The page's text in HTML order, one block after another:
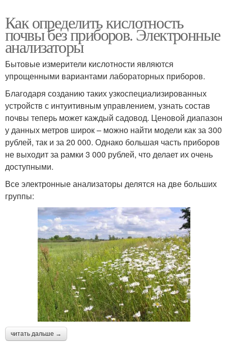
Как определить кислотность
почвы без приборов. Электронные
анализаторы
Бытовые измерители кислотности являются
упрощенными вариантами лабораторных приборов.
Благодаря созданию таких узкоспециализированных
устройств с интуитивным управлением, узнать состав
почвы теперь может каждый садовод. Ценовой диапазон
у данных метров широк – можно найти модели как за 300
рублей, так и за 20 000. Однако большая часть приборов
не выходит за рамки 3 000 рублей, что делает их очень
доступными.
Все электронные анализаторы делятся на две больших
группы:
читать дальше →